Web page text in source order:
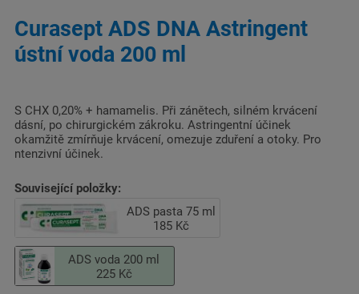
Curasept ADS DNA Astringent
ústní voda 200 ml
S CHX 0,20% + hamamelis. Při zánětech, silném krvácení
dásní, po chirurgickém zákroku. Astringentní účinek
okamžitě zmírňuje krvácení, omezuje zduření a otoky. Pro
ntenzivní účinek.
Související položky:
ADS pasta 75 ml
185 Kč
ADS voda 200 ml
225 Kč